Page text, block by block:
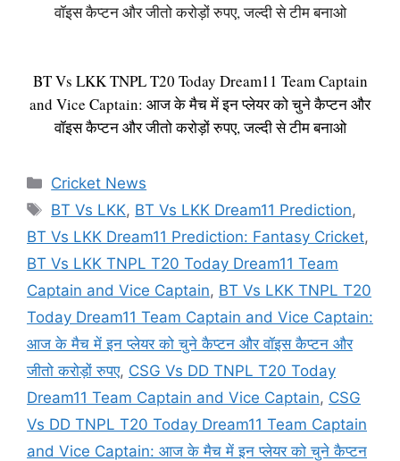
वॉइस कैप्टन और जीतो करोड़ों रुपए, जल्दी से टीम बनाओ
BT Vs LKK TNPL T20 Today Dream11 Team Captain
and Vice Captain: आज के मैच में इन प्लेयर को चुने कैप्टन और
वॉइस कैप्टन और जीतो करोड़ों रुपए, जल्दी से टीम बनाओ
Categories
Cricket News
Tags
BT Vs LKK, BT Vs LKK Dream11 Prediction,
BT Vs LKK Dream11 Prediction: Fantasy Cricket,
BT Vs LKK TNPL T20 Today Dream11 Team
Captain and Vice Captain, BT Vs LKK TNPL T20
Today Dream11 Team Captain and Vice Captain:
आज के मैच में इन प्लेयर को चुने कैप्टन और वॉइस कैप्टन और
जीतो करोड़ों रुपए, CSG Vs DD TNPL T20 Today
Dream11 Team Captain and Vice Captain, CSG
Vs DD TNPL T20 Today Dream11 Team Captain
and Vice Captain: आज के मैच में इन प्लेयर को चुने कैप्टन